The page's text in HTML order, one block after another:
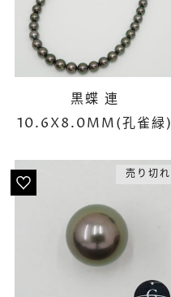
黒蝶 連
10.6X8.0MM(孔雀緑)
売り切れ